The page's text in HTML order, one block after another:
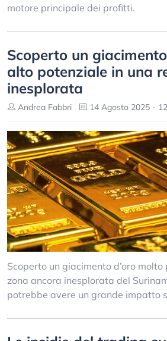
motore principale dei profitti.
Scoperto un
alto potenziale in una
inesplorata
Andrea Fabbri 14 Agosto 2025 -
Scoperto un giacimento d’oro
zona ancora inesplorata del
potrebbe avere un grande impatto